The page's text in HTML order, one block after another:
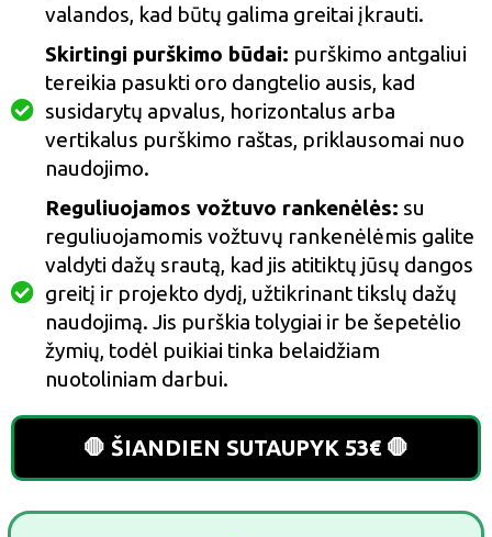
valandos, kad būtų galima greitai įkrauti.
Skirtingi purškimo būdai: purškimo antgaliui
tereikia pasukti oro dangtelio ausis, kad
susidarytų apvalus, horizontalus arba
vertikalus purškimo raštas, priklausomai nuo
naudojimo.
Reguliuojamos vožtuvo rankenėlės: su
reguliuojamomis vožtuvų rankenėlėmis galite
valdyti dažų srautą, kad jis atitiktų jūsų dangos
greitį ir projekto dydį, užtikrinant tikslų dažų
naudojimą. Jis purškia tolygiai ir be šepetėlio
žymių, todėl puikiai tinka belaidžiam
nuotoliniam darbui.
🛑 ŠIANDIEN SUTAUPYK 53€ 🛑